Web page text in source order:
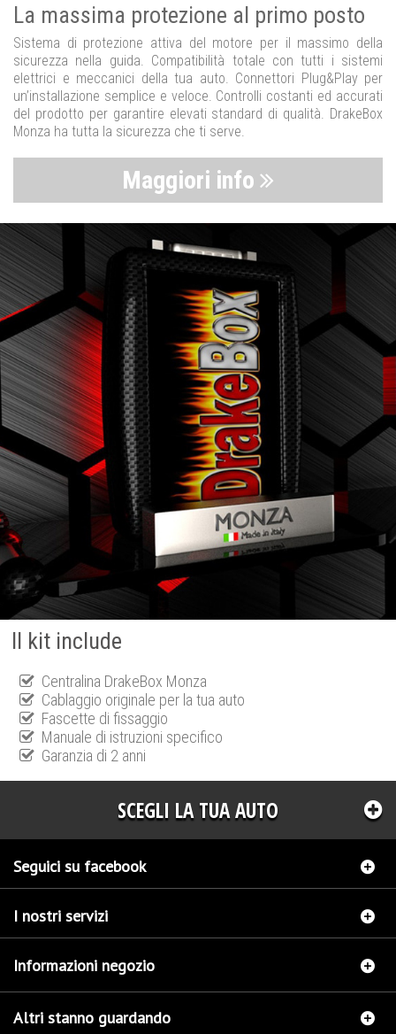
La massima protezione al primo posto
Sistema di protezione attiva del motore per il massimo della
sicurezza nella guida. Compatibilità totale con tutti i sistemi
elettrici e meccanici della tua auto. Connettori Plug&Play per
un’installazione semplice e veloce. Controlli costanti ed accurati
del prodotto per garantire elevati standard di qualità. DrakeBox
Monza ha tutta la sicurezza che ti serve.
Maggiori info
Il kit include
Centralina DrakeBox Monza
Cablaggio originale per la tua auto
Fascette di fissaggio
Manuale di istruzioni specifico
Garanzia di 2 anni
SCEGLI LA TUA AUTO
Seguici su facebook
I nostri servizi
Informazioni negozio
Altri stanno guardando